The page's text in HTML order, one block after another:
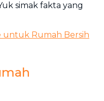
simak fakta yang
untuk Rumah Bersih